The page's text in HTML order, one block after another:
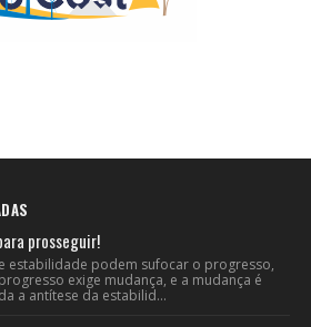
prosseguir!
estabilidade podem sufocar o progresso,
exige mudança, e a mudança é
a antítese da estabilid...